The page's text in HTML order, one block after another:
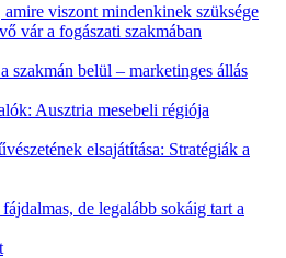
amire viszont mindenkinek szüksége
vár a fogászati szakmában
szakmán belül – marketinges állás
Ausztria mesebeli régiója
elsajátítása: Stratégiák a
de legalább sokáig tart a